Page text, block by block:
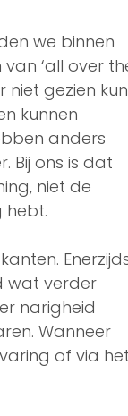
we binnen
‘all over
niet gezien
kunnen
anders
Bij ons is dat
niet de
hebt.
wat verder
narigheid
Wanneer
of via het